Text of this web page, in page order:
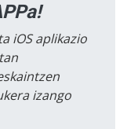
iOS aplikazio
izango